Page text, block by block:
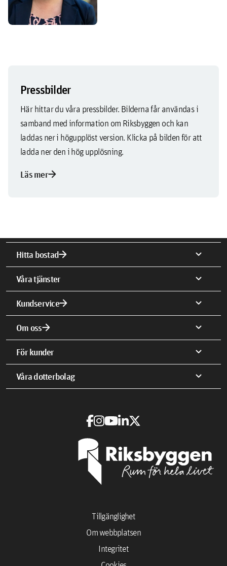
Pressbilder
Här hittar du våra pressbilder. Bilderna får användas i
samband med information om Riksbyggen och kan
laddas ner i högupplöst version. Klicka på bilden för att
ladda ner den i hög upplösning.
Läs merarrow_forward
Hitta bostadarrow_forward expand_more
Våra tjänster expand_more
Kundservicearrow_forward expand_more
Om ossarrow_forward expand_more
För kunder expand_more
Våra dotterbolag expand_more
Integritet
Om webbplatsen
Tillgänglighet